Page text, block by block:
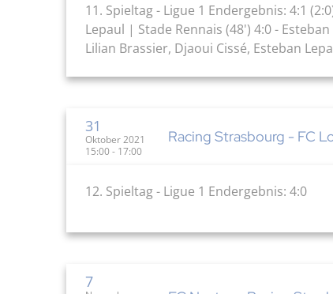
11. Spieltag - Ligue 1 Endergebnis: 4:1
Lepaul | Stade Rennais (48') 4:0 -
Lilian Brassier, Djaoui Cissé, Esteban
31
Oktober 2021
15:00 - 17:00
Racing Strasbourg - FC
12. Spieltag - Ligue 1 Endergebnis: 4:0
7